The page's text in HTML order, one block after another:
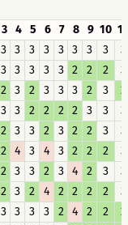
3 4 5 6 7 8 9 10 11
3 3 3 3 3 3 3 3
3
3 3 3 3 3 2 2 2
3
2 3 2 3 3 3 2 3
2
3 3 2 2 2 2 3 3
3
2 3 3 2 3 2 2 3
3
2 4 3 4 3 2 2 2
3
2 3 3 2 3 4 2 3
3
2 3 2 4 2 2 2 2
3
3 3 3 3 2 4 2 2
2